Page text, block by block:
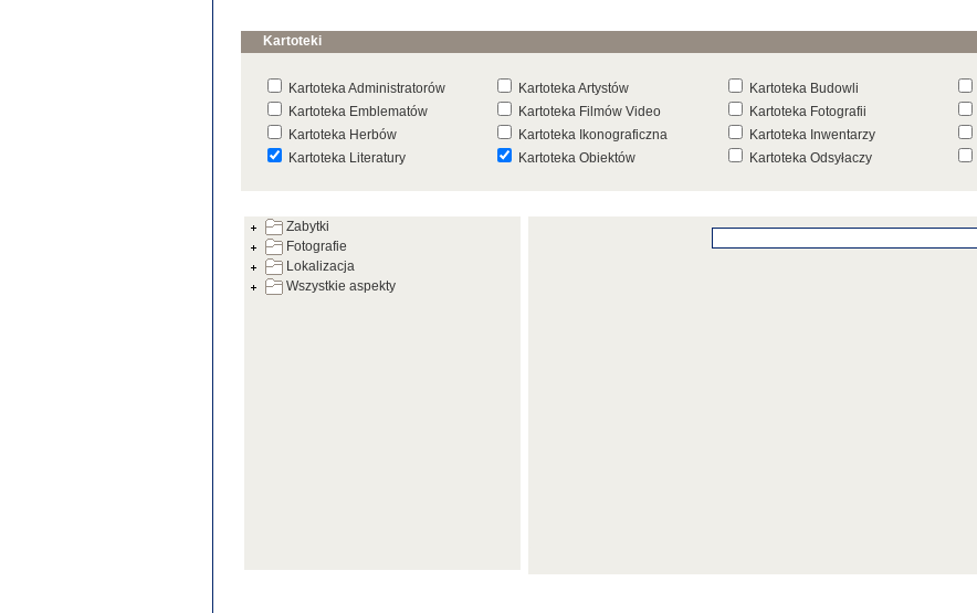
Kartoteki
Kartoteka Administratorów Kartoteka Artystów Kartoteka Budowli
Kartoteka Emblematów
Kartoteka Filmów Video Kartoteka Fotografii
Kartoteka Herbów
Kartoteka Ikonograficzna Kartoteka Inwentarzy
Kartoteka Literatury
Kartoteka Obiektów Kartoteka Odsyłaczy
Kartoteka Warsztatów
Kartoteka Wydarzeń Inwentarza
Kartoteka Zabytków
Kartoteka Znaków, Stempli i Punc
Zabytki
Fotografie
Lokalizacja
Wszystkie aspekty